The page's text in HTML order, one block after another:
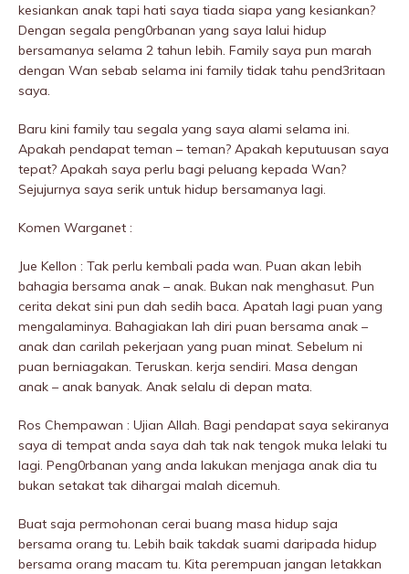
kesiankan anak tapi hati saya tiada siapa yang kesiankan?
Dengan segala peng0rbanan yang saya lalui hidup
bersamanya selama 2 tahun lebih. Family saya pun marah
dengan Wan sebab selama ini family tidak tahu pend3ritaan
saya.
Baru kini family tau segala yang saya alami selama ini.
Apakah pendapat teman – teman? Apakah keputuusan saya
tepat? Apakah saya perlu bagi peluang kepada Wan?
Sejujurnya saya serik untuk hidup bersamanya lagi.
Komen Warganet :
Jue Kellon : Tak perlu kembali pada wan. Puan akan lebih
bahagia bersama anak – anak. Bukan nak menghasut. Pun
cerita dekat sini pun dah sedih baca. Apatah lagi puan yang
mengalaminya. Bahagiakan lah diri puan bersama anak –
anak dan carilah pekerjaan yang puan minat. Sebelum ni
puan berniagakan. Teruskan. kerja sendiri. Masa dengan
anak – anak banyak. Anak selalu di depan mata.
Ros Chempawan : Ujian Allah. Bagi pendapat saya sekiranya
saya di tempat anda saya dah tak nak tengok muka lelaki tu
lagi. Peng0rbanan yang anda lakukan menjaga anak dia tu
bukan setakat tak dihargai malah dicemuh.
Buat saja permohonan cerai buang masa hidup saja
bersama orang tu. Lebih baik takdak suami daripada hidup
bersama orang macam tu. Kita perempuan jangan letakkan